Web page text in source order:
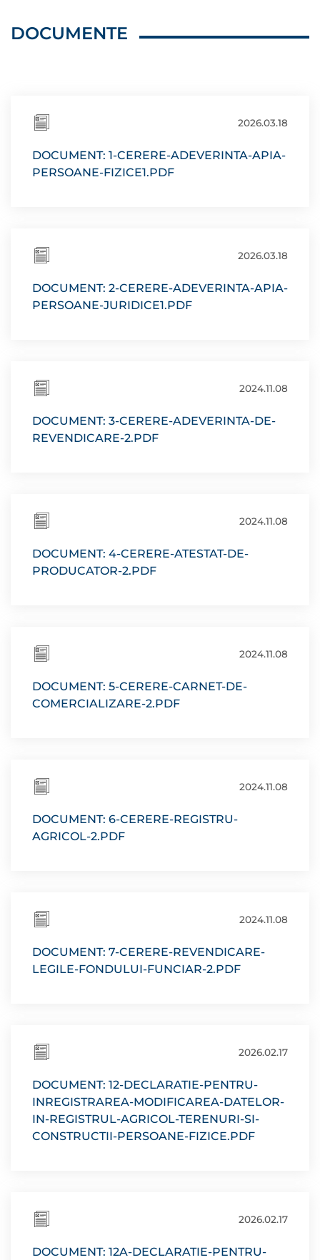
DOCUMENTE
2026.03.18
DOCUMENT: 1-CERERE-ADEVERINTA-APIA-
PERSOANE-FIZICE1.PDF
2026.03.18
DOCUMENT: 2-CERERE-ADEVERINTA-APIA-
PERSOANE-JURIDICE1.PDF
2024.11.08
DOCUMENT: 3-CERERE-ADEVERINTA-DE-
REVENDICARE-2.PDF
2024.11.08
DOCUMENT: 4-CERERE-ATESTAT-DE-
PRODUCATOR-2.PDF
2024.11.08
DOCUMENT: 5-CERERE-CARNET-DE-
COMERCIALIZARE-2.PDF
2024.11.08
DOCUMENT: 6-CERERE-REGISTRU-
AGRICOL-2.PDF
2024.11.08
DOCUMENT: 7-CERERE-REVENDICARE-
LEGILE-FONDULUI-FUNCIAR-2.PDF
2026.02.17
DOCUMENT: 12-DECLARATIE-PENTRU-
INREGISTRAREA-MODIFICAREA-DATELOR-
IN-REGISTRUL-AGRICOL-TERENURI-SI-
CONSTRUCTII-PERSOANE-FIZICE.PDF
2026.02.17
DOCUMENT: 12A-DECLARATIE-PENTRU-